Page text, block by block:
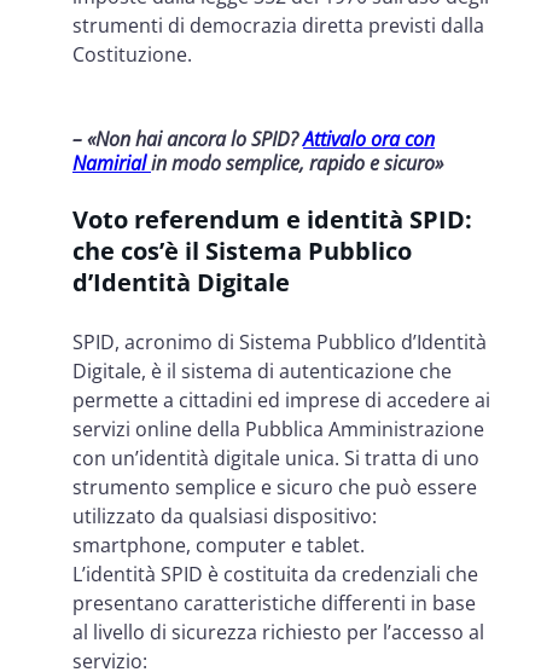
strumenti di democrazia diretta previsti dalla
Costituzione.
– «Non hai ancora lo SPID?Attivalo ora con
Namirialin modo semplice, rapido e sicuro»
Voto referendum e identità SPID:
che cos’è il Sistema Pubblico
d’Identità Digitale
SPID, acronimo di Sistema Pubblico d’Identità
Digitale, è il sistema di autenticazione che
permette a cittadini ed imprese di accedere ai
servizi online della Pubblica Amministrazione
con un’identità digitale unica. Si tratta di uno
strumento semplice e sicuro che può essere
utilizzato da qualsiasi dispositivo:
smartphone, computer e tablet.
L’identità SPID è costituita da credenziali che
presentano caratteristiche differenti in base
al livello di sicurezza richiesto per l’accesso al
servizio: